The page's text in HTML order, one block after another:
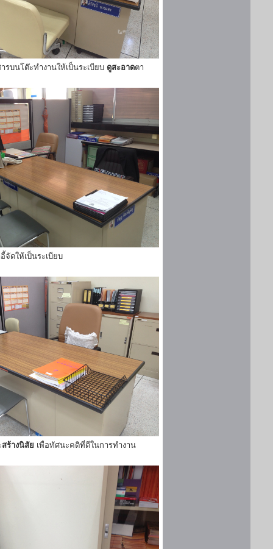
ารบนโต๊ะทำงานให้เป็นระเบียบ ดูสะอาดตา
จัดให้เป็นระเบียบ
สร้างนิสัย เพื่อทัศนะคติที่ดีในการทำงาน